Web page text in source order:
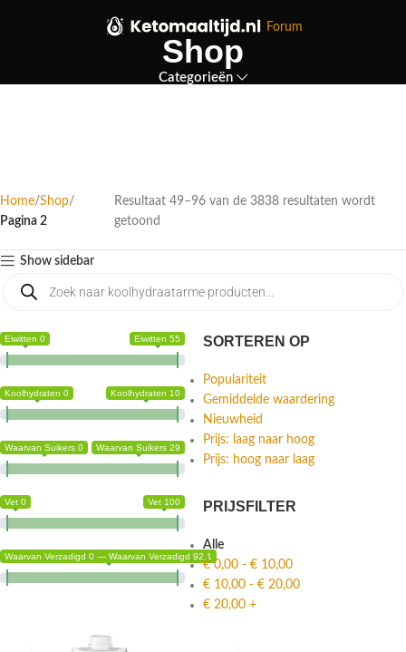
Forum
Shop
Categorieën
Home Shop
Pagina 2
Resultaat 49–96 van de 3838 resultaten wordt
getoond
Show sidebar
Eiwitten 0 Eiwitten 55
Koolhydraten 0 Koolhydraten 10
Waarvan Suikers 0 Waarvan Suikers 29
Vet 0 Vet 100
Waarvan Verzadigd 0 — Waarvan Verzadigd 92.1
SORTEREN OP
Populariteit
Gemiddelde waardering
Nieuwheid
Prijs: laag naar hoog
Prijs: hoog naar laag
PRIJSFILTER
Alle
€0,00 - € 10,00
€ 10,00 - € 20,00
€ 20,00 +